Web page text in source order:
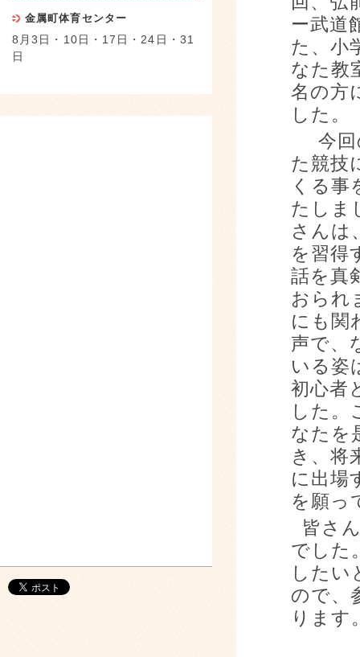
ー武道
た、小
なた教
名の方
した。
今回
た競技
くる事
たしま
さんは
を習得
話を真
おられ
にも関
声で、
いる姿
初心者
した。
なたを
き、将
に出場
を願っ
皆さ
でした
したい
ので、
ります
金属町体育センター
8月3日・10日・17日・24日・31
日